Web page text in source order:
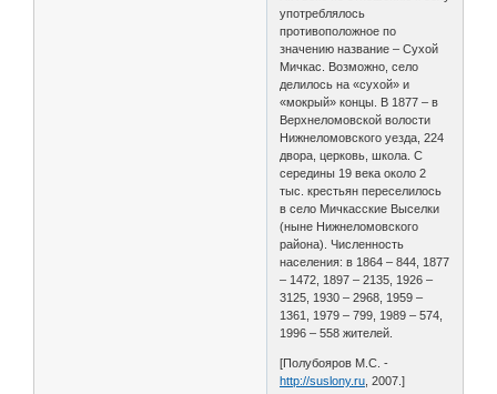
употреблялось
противоположное по
значению название – Сухой
Мичкас. Возможно, село
делилось на «сухой» и
«мокрый» концы. В 1877 – в
Верхнеломовской волости
Нижнеломовского уезда, 224
двора, церковь, школа. С
середины 19 века около 2
тыс. крестьян переселилось
в село Мичкасские Выселки
(ныне Нижнеломовского
района). Численность
населения: в 1864 – 844, 1877
– 1472, 1897 – 2135, 1926 –
3125, 1930 – 2968, 1959 –
1361, 1979 – 799, 1989 – 574,
1996 – 558 жителей.
[Полубояров М.С. -
http://suslony.ru , 2007.]